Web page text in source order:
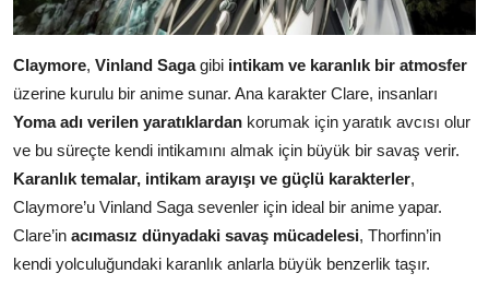
Claymore, Vinland Sagagibi intikam ve karanlık bir atmosfer
üzerine kurulu bir anime sunar. Ana karakter Clare, insanları
Yoma adı verilen yaratıklardan korumak için yaratık avcısı olur
ve bu süreçte kendi intikamını almak için büyük bir savaş verir.
Karanlık temalar, intikam arayışı ve güçlü karakterler,
Claymore’u Vinland Saga sevenler için ideal bir anime yapar.
Clare’in acımasız dünyadaki savaş mücadelesi, Thorfinn’in
kendi yolculuğundaki karanlık anlarla büyük benzerlik taşır.